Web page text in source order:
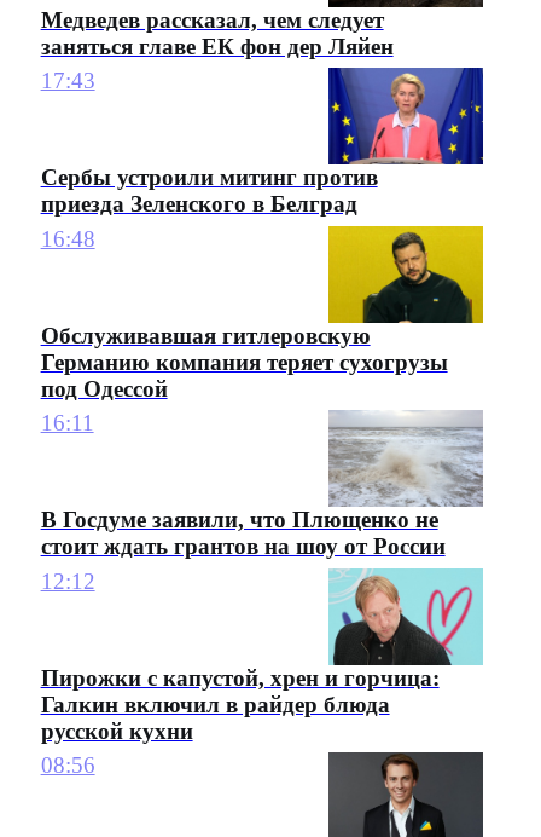
Медведев рассказал, чем следует
заняться главе ЕК фон дер Ляйен
17:43
Сербы устроили митинг против
приезда Зеленского в Белград
16:48
Обслуживавшая гитлеровскую
Германию компания теряет сухогрузы
под Одессой
16:11
В Госдуме заявили, что Плющенко не
стоит ждать грантов на шоу от России
12:12
Пирожки с капустой, хрен и горчица:
Галкин включил в райдер блюда
русской кухни
08:56